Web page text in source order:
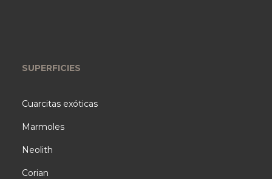
SUPERFICIES
Cuarcitas exóticas
Marmoles
Neolith
Corian